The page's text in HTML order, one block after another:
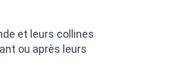
et leurs collines
ou après leurs